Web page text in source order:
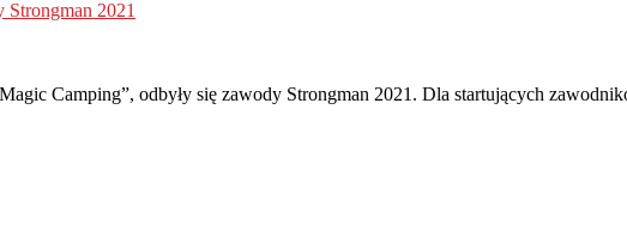
Strongman 2021
Camping”, odbyły się zawody Strongman 2021. Dla startujących